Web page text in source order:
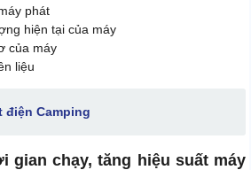
phát
hiện tại của máy
của máy
liệu
điện Camping
gian chạy, tăng hiệu suất máy